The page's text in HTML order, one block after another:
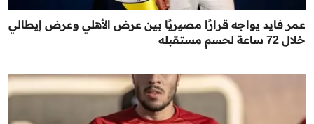
عمر فايد يواجه قرارًا مصيريًا بين عرض الأهلي وعرض إيطالي
خلال 72 ساعة لحسم مستقبله